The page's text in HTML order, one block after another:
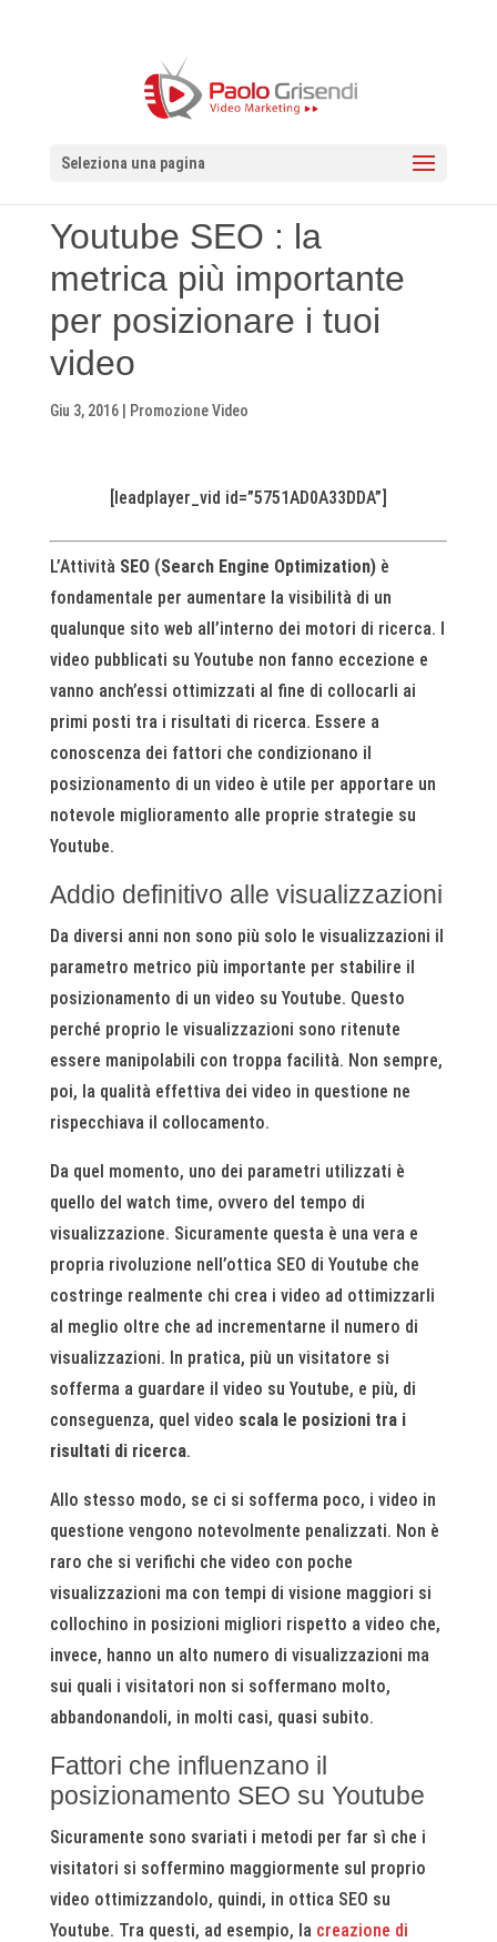
Seleziona una pagina
Youtube SEO : la
metrica più importante
per posizionare i tuoi
video
Giu 3, 2016| Promozione Video
[leadplayer_vid id=”5751AD0A33DDA”]
L’Attività SEO (Search Engine Optimization)è
fondamentale per aumentare la visibilità di un
qualunque sito web all’interno dei motori di ricerca. I
video pubblicati su Youtube non fanno eccezione e
vanno anch’essi ottimizzati al fine di collocarli ai
primi posti tra i risultati di ricerca. Essere a
conoscenza dei fattori che condizionano il
posizionamento di un video è utile per apportare un
notevole miglioramento alle proprie strategie su
Youtube.
Addio definitivo alle visualizzazioni
Da diversi anni non sono più solo le visualizzazioni il
parametro metrico più importante per stabilire il
posizionamento di un video su Youtube. Questo
perché proprio le visualizzazioni sono ritenute
essere manipolabili con troppa facilità. Non sempre,
poi, la qualità effettiva dei video in questione ne
rispecchiava il collocamento.
Da quel momento, uno dei parametri utilizzati è
quello del watch time, ovvero del tempo di
visualizzazione. Sicuramente questa è una vera e
propria rivoluzione nell’ottica SEO di Youtube che
costringe realmente chi crea i video ad ottimizzarli
al meglio oltre che ad incrementarne il numero di
visualizzazioni. In pratica, più un visitatore si
sofferma a guardare il video su Youtube, e più, di
conseguenza, quel video scala le posizioni tra i
risultati di ricerca.
Allo stesso modo, se ci si sofferma poco, i video in
questione vengono notevolmente penalizzati. Non è
raro che si verifichi che video con poche
visualizzazioni ma con tempi di visione maggiori si
collochino in posizioni migliori rispetto a video che,
invece, hanno un alto numero di visualizzazioni ma
sui quali i visitatori non si soffermano molto,
abbandonandoli, in molti casi, quasi subito.
Fattori che influenzano il
posizionamento SEO su Youtube
Sicuramente sono svariati i metodi per far sì che i
visitatori si soffermino maggiormente sul proprio
video ottimizzandolo, quindi, in ottica SEO su
Youtube. Tra questi, ad esempio, la creazione di